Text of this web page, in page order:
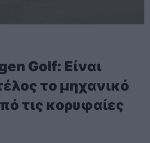
Golf: Είναι
το μηχανικό
τις κορυφαίες